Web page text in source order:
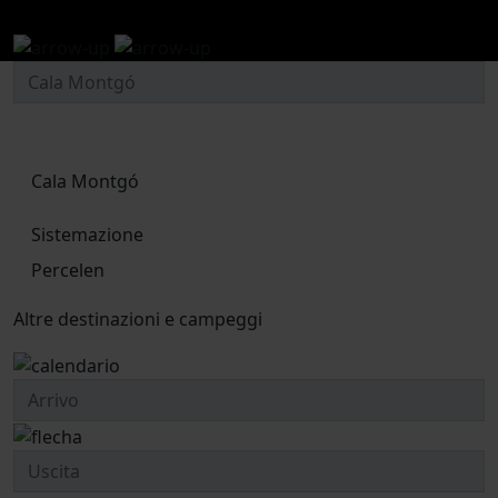
Cala Montgó
Sistemazione
Percelen
Altre destinazioni e campeggi